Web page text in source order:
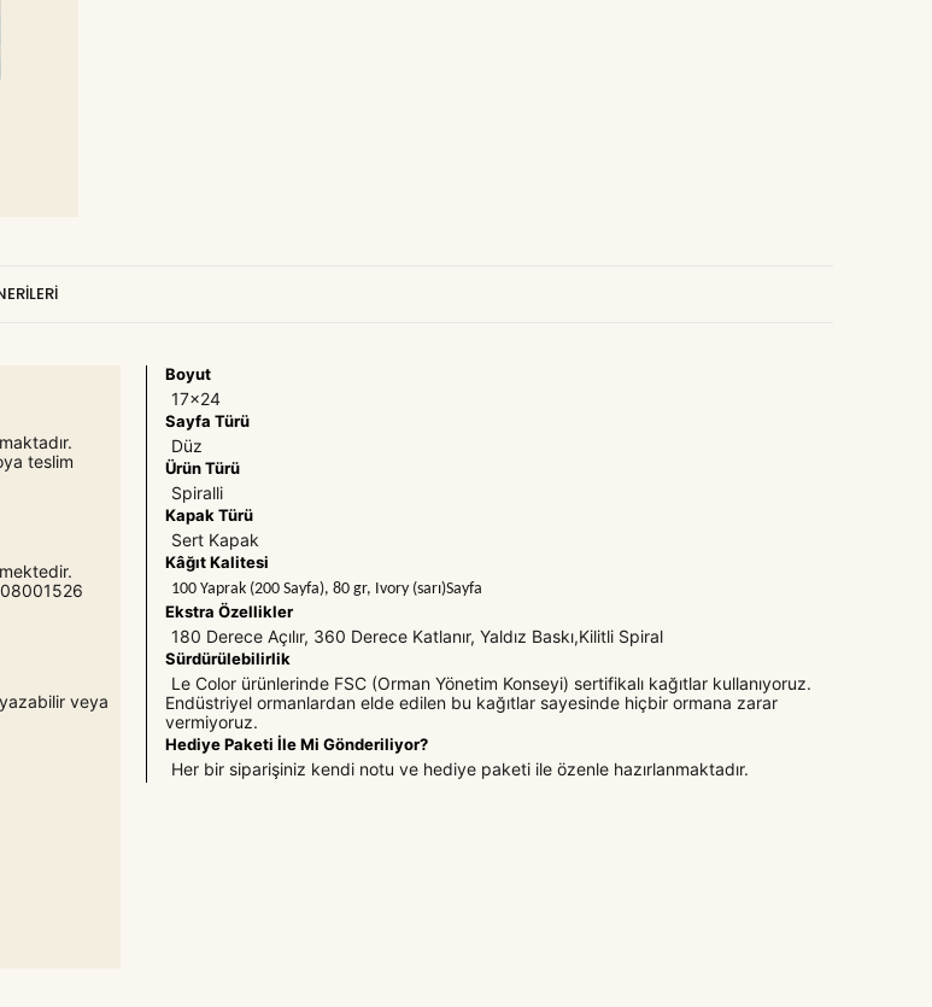
teslim
veya
Boyut
17x24
Sayfa Türü
Düz
Ürün Türü
Spiralli
Kapak Türü
Sert Kapak
Kâğıt Kalitesi
100 Yaprak (200 Sayfa), 80 gr, Ivory (sarı)Sayfa
Ekstra Özellikler
180 Derece Açılır, 360 Derece Katlanır, Yaldız Baskı,Kilitli Spiral
Sürdürülebilirlik
Le Color ürünlerinde FSC (Orman Yönetim Konseyi) sertifikalı kağıtlar kullanıyoruz.
Endüstriyel ormanlardan elde edilen bu kağıtlar sayesinde hiçbir ormana zarar
vermiyoruz.
Hediye Paketi İle Mi Gönderiliyor?
Her bir siparişiniz kendi notu ve hediye paketi ile özenle hazırlanmaktadır.